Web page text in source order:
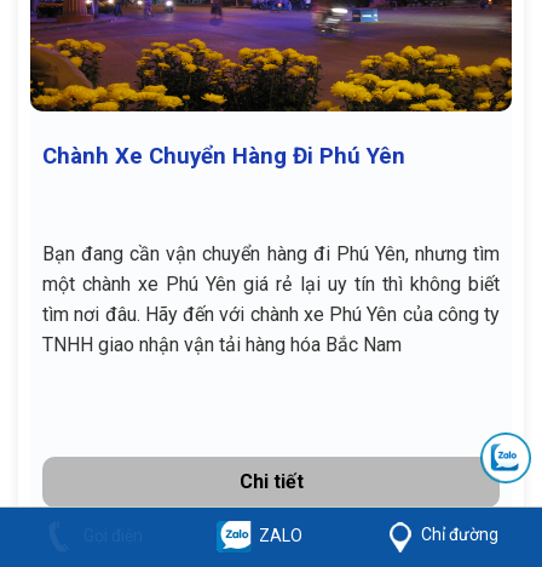
ZALO Chỉ đường
Chành Xe Chuyển Hàng Đi Phú Yên
Bạn đang cần vận chuyển hàng đi Phú Yên, nhưng tìm
một chành xe Phú Yên giá rẻ lại uy tín thì không biết
tìm nơi đâu. Hãy đến với chành xe Phú Yên của công ty
TNHH giao nhận vận tải hàng hóa Bắc Nam
Chi tiết